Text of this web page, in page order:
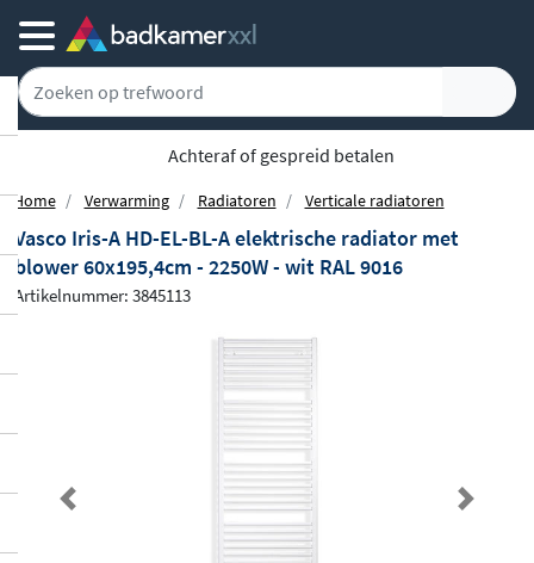
Achteraf of gespreid betalen
Home Verwarming Radiatoren Verticale radiatoren
Vasco Iris-A HD-EL-BL-A elektrische radiator met
blower 60x195,4cm - 2250W - wit RAL 9016
Artikelnummer: 3845113
Previous Next